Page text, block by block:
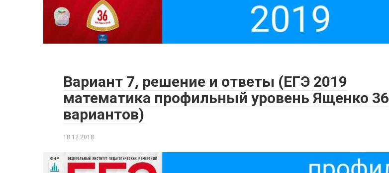
Вариант 7, решение и ответы (ЕГЭ 2019
математика профильный уровень Ященко 36
вариантов)
18.12.2018